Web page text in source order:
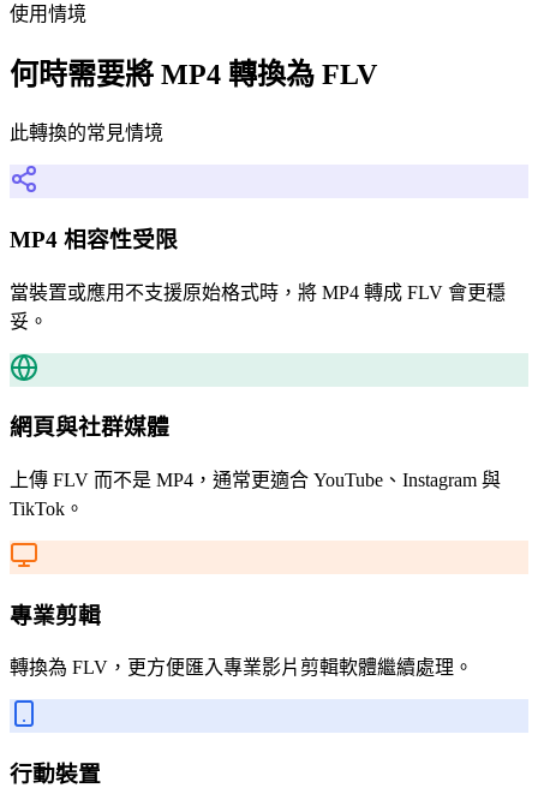
使用情境
何時需要將 MP4 轉換為 FLV
此轉換的常見情境
MP4 相容性受限
當裝置或應用不支援原始格式時，將 MP4 轉成 FLV 會更穩
妥。
網頁與社群媒體
上傳 FLV 而不是 MP4，通常更適合 YouTube、Instagram 與
TikTok。
專業剪輯
轉換為 FLV，更方便匯入專業影片剪輯軟體繼續處理。
行動裝置